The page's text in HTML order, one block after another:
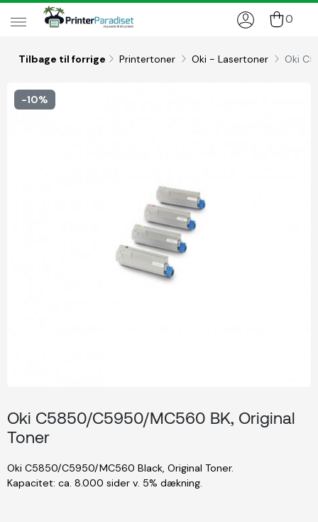
0
Tilbage til forrige Printertoner Oki - Lasertoner Oki
-10%
Oki C5850/C5950/MC560 BK, Original
Toner
Oki C5850/C5950/MC560 Black, Original Toner.
Kapacitet: ca. 8.000 sider v. 5% dækning.